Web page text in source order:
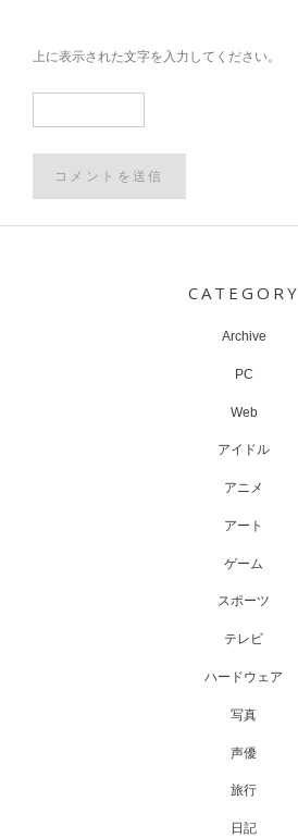
上に表示された文字を入力してください。
CATEGORY
Archive
PC
Web
アイドル
アニメ
アート
ゲーム
スポーツ
テレビ
ハードウェア
写真
声優
旅行
日記